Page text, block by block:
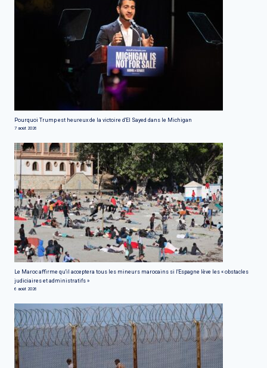
Pourquoi Trump est heureux de la victoire d'El Sayed dans le Michigan
7 août 2026
Le Maroc affirme qu'il acceptera tous les mineurs marocains si l'Espagne lève les « obstacles
judiciaires et administratifs »
6 août 2026